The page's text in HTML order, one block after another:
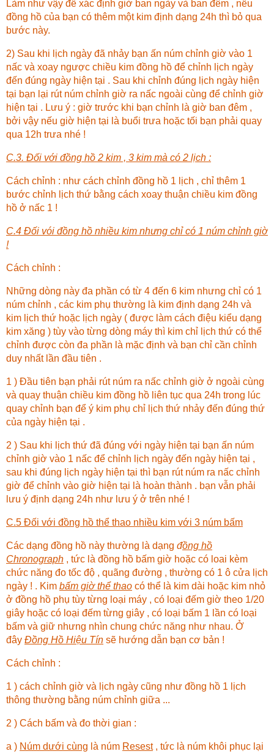
Làm như vậy để xác định giờ ban ngày và ban đêm , nếu
đồng hồ của bạn có thêm một kim định dạng 24h thì bỏ qua
bước này.
2) Sau khi lịch ngày đã nhảy bạn ấn núm chỉnh giờ vào 1
nấc và xoay ngược chiều kim đồng hồ để chỉnh lịch ngày
đến đúng ngày hiện tại . Sau khi chỉnh đúng lịch ngày hiện
tại bạn lại rút núm chỉnh giờ ra nấc ngoài cùng để chỉnh giờ
hiện tại . Lưu ý : giờ trước khi bạn chỉnh là giờ ban đêm ,
bởi vậy nếu giờ hiện tại là buổi trưa hoặc tối bạn phải quay
qua 12h trưa nhé !
C.3. Đối với đồng hồ 2 kim , 3 kim mà có 2 lịch :
Cách chỉnh : như cách chỉnh đồng hồ 1 lịch , chỉ thêm 1
bước chỉnh lịch thứ bằng cách xoay thuận chiều kim đồng
hồ ở nấc 1 !
C.4 Đối vói đồng hồ nhiều kim nhưng chỉ có 1 núm chỉnh giờ
!
Cách chỉnh :
Những dòng này đa phần có từ 4 đến 6 kim nhưng chỉ có 1
núm chỉnh , các kim phụ thường là kim định dạng 24h và
kim lịch thứ hoặc lịch ngày ( được làm cách điệu kiểu dạng
kim xăng ) tùy vào từng dòng máy thì kim chỉ lịch thứ có thể
chỉnh được còn đa phần là mặc định và bạn chỉ cần chỉnh
duy nhất lần đầu tiên .
1 ) Đầu tiên bạn phải rút núm ra nấc chỉnh giờ ở ngoài cùng
và quay thuận chiều kim đồng hồ liên tục qua 24h trong lúc
quay chỉnh bạn để ý kim phụ chỉ lịch thứ nhảy đến đúng thứ
của ngày hiện tại .
2 ) Sau khi lịch thứ đã đúng với ngày hiện tại bạn ấn núm
chỉnh giờ vào 1 nấc để chỉnh lịch ngày đến ngày hiện tại ,
sau khi đúng lịch ngày hiện tại thì bạn rút núm ra nấc chỉnh
giờ để chỉnh vào giờ hiện tại là hoàn thành . bạn vẫn phải
lưu ý định dạng 24h như lưu ý ở trên nhé !
C.5 Đối với đồng hồ thể thao nhiều kim với 3 núm bấm
Các dạng đồng hồ này thường là dạng đồng hồ
Chronograph , tức là đồng hồ bấm giờ hoặc có loai kèm
chức năng đo tốc độ , quãng đường , thường có 1 ô cửa lịch
ngày ! . Kim bấm giờ thể thao có thể là kim dài hoặc kim nhỏ
ở đồng hồ phụ tùy từng loại máy , có loại đếm giờ theo 1/20
giây hoặc có loại đếm từng giây , có loại bấm 1 lần có loại
bấm và giữ nhưng nhìn chung chức năng như nhau. Ở
đây Đồng Hồ Hiệu Tín sẽ hướng dẫn bạn cơ bản !
Cách chỉnh :
1 ) cách chỉnh giờ và lịch ngày cũng như đồng hồ 1 lịch
thông thường bằng núm chỉnh giữa ...
2 ) Cách bấm và đo thời gian :
a ) Núm dưới cùng là núm Resest, tức là núm khôi phục lại